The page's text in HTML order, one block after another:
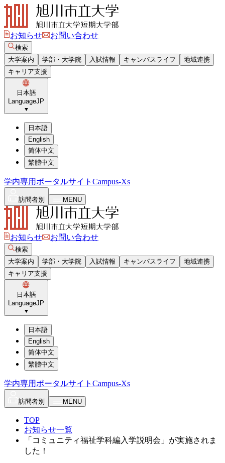
お知らせ お問い合わせ
検索
大学案内
学部・大学院 入試情報 キャンパスライフ
地域連携
キャリア支援
日本語
LanguageJP
日本語
English
简体中文
繁體中文
学内専用ポータルサイト Campus-Xs
訪問者別 MENU
お知らせ お問い合わせ
検索
大学案内
学部・大学院 入試情報 キャンパスライフ
地域連携
キャリア支援
日本語
LanguageJP
日本語
English
简体中文
繁體中文
学内専用ポータルサイト Campus-Xs
訪問者別 MENU
TOP
お知らせ一覧
「コミュニティ福祉学科編入学説明会」が実施されま
した！